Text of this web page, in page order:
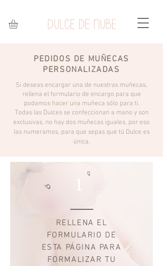
PEDIDOS DE MUÑECAS
PERSONALIZADAS
Si deseas encargar una de nuestras muñecas,
rellena el formulario de encargo para que
podamos hacer una muñeca sólo para ti.
Todas las Dulces se confeccionan a mano y son
exclusivas, no hay dos muñecas iguales, por eso
las numeramos, para que sepas que tú Dulce es
única.
RELLENA EL
FORMULARIO DE
ESTA PÁGINA PARA
FORMALIZAR TU